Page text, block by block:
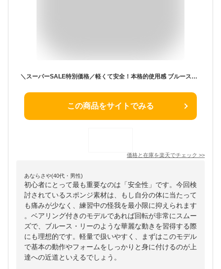
＼スーパーSALE特別価格／軽くて安全！本格的使用感 ブルース・リー モデル ヌンチャク 初心者練習用にもおすすめ スポンジ コーティング ベアリング付 専用袋付 180g スポーツ 空手 武術 トレーニング 練習用 軽量/ブルース・リーモデルヌンチャク
この商品をサイトでみる
価格と在庫を楽天でチェック >>
あならさや(40代・男性)
初心者にとって最も重要なのは「安全性」です。今回検
討されているスポンジ素材は、もし自分の体に当たって
も痛みが少なく、練習中の怪我を最小限に抑えられます
。ベアリング付きのモデルであれば回転が非常にスムー
ズで、ブルース・リーのような華麗な動きを習得する際
にも理想的です。軽量で扱いやすく、まずはこのモデル
で基本の動作やフォームをしっかりと身に付けるのが上
達への近道といえるでしょう。